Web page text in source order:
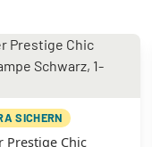
SICHERN
Prestige Chic